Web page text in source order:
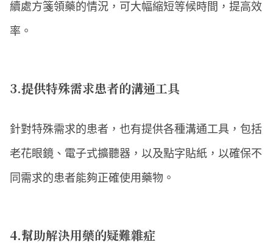
續處方箋領藥的情況，可大幅縮短等候時間，提高效
率。
3.提供特殊需求患者的溝通工具
針對特殊需求的患者，也有提供各種溝通工具，包括
老花眼鏡、電子式擴聽器，以及點字貼紙，以確保不
同需求的患者能夠正確使用藥物。
4.幫助解決用藥的疑難雜症